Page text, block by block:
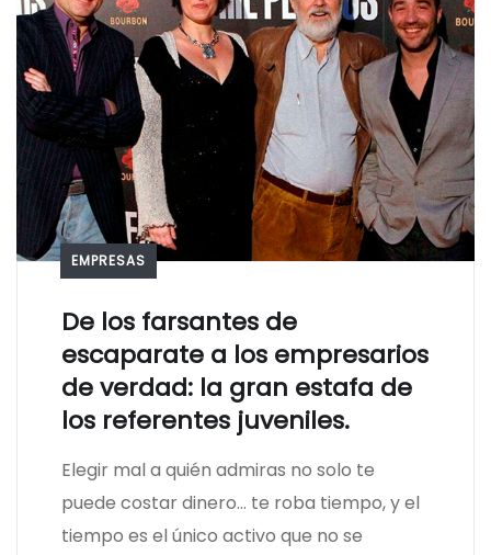
EMPRESAS
De los farsantes de
escaparate a los empresarios
de verdad: la gran estafa de
los referentes juveniles.
Elegir mal a quién admiras no solo te
puede costar dinero… te roba tiempo, y el
tiempo es el único activo que no se